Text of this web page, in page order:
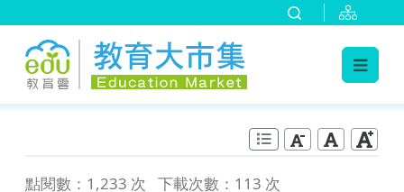
點閱數：1,233 次 下載次數：113 次